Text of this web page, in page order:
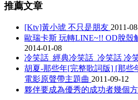
推薦文章
[Ktv]黃小琥 不只是朋友 2011-
歐瑞卡斯 玩轉LINE~!! OD脫殼
2014-01-08
冷笑話_經典冷笑話_冷笑話 冷
胡夏-那些年[完整歌詞版] [那些
電影原聲帶主題曲 2011-09-12
夥伴要成為優秀的成功者幾個